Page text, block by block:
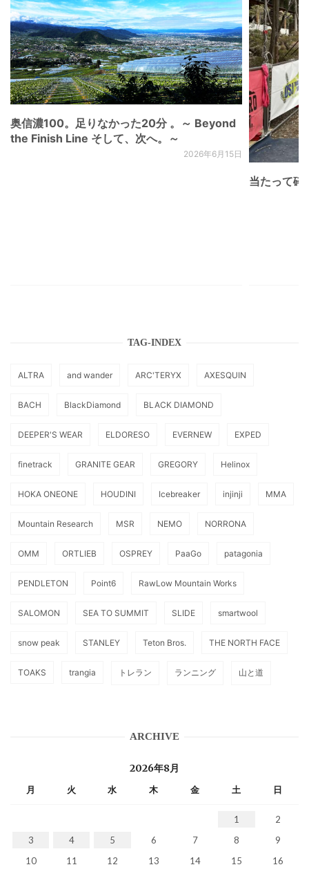
奥信濃100。足りなかった20分 。～ Beyond
the Finish Line そして、次へ。～
2026年6月15日
当たって砕
TAG-INDEX
ALTRA and wander ARC'TERYX AXESQUIN
BACH BlackDiamond BLACK DIAMOND
DEEPER'S WEAR ELDORESO EVERNEW EXPED
finetrack GRANITE GEAR GREGORY Helinox
HOKA ONEONE HOUDINI Icebreaker injinji MMA
Mountain Research MSR NEMO NORRONA
OMM ORTLIEB OSPREY PaaGo patagonia
PENDLETON Point6 RawLow Mountain Works
SALOMON SEA TO SUMMIT SLIDE smartwool
snow peak STANLEY Teton Bros. THE NORTH FACE
TOAKS trangia トレラン ランニング 山と道
ARCHIVE
2026年8月
月 火 水 木 金 土 日
1
2
3
4 5 6 7 8
9
10
11 12 13 14 15
16